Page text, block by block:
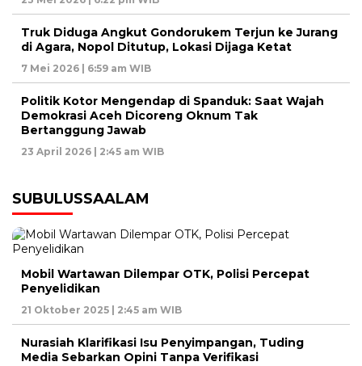
Truk Diduga Angkut Gondorukem Terjun ke Jurang
di Agara, Nopol Ditutup, Lokasi Dijaga Ketat
7 Mei 2026 | 6:59 am WIB
Politik Kotor Mengendap di Spanduk: Saat Wajah
Demokrasi Aceh Dicoreng Oknum Tak
Bertanggung Jawab
23 April 2026 | 2:45 am WIB
SUBULUSSAALAM
Mobil Wartawan Dilempar OTK, Polisi Percepat
Penyelidikan
21 Oktober 2025 | 2:45 am WIB
Nurasiah Klarifikasi Isu Penyimpangan, Tuding
Media Sebarkan Opini Tanpa Verifikasi